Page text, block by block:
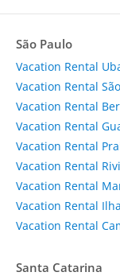
São Paulo
Vacation Rental
Vacation Rental
Vacation Rental
Vacation Rental
Vacation Rental
Vacation Rental
Vacation Rental
Vacation Rental
Vacation Rental
Santa Catarina